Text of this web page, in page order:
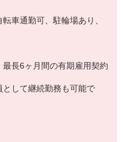
車通勤可、駐輪場あり、
長6ヶ月間の有期雇用契約
して継続勤務も可能で